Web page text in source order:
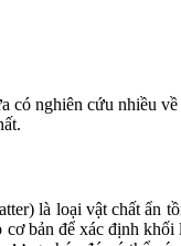
có nghiên cứu nhiều
là loại vật chất ẩn
bản để xác định